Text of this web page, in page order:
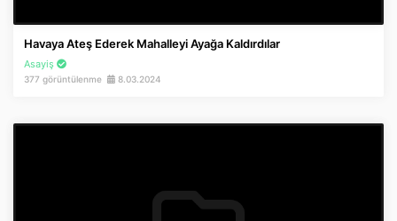
Havaya Ateş Ederek Mahalleyi Ayağa Kaldırdılar
Asayiş
377 görüntülenme 8.03.2024